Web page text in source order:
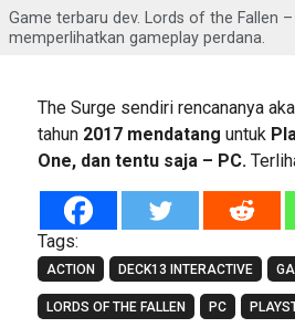
Game terbaru dev. Lords of the Fallen
memperlihatkan gameplay perdana.
The Surge sendiri rencananya
tahun 2017 mendatang untuk
One, dan tentu saja – PC.
Tags:
ACTION DECK13 INTERACTIVE
LORDS OF THE FALLEN PC